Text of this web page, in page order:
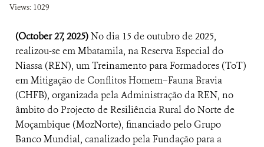
Views: 1029
(October 27, 2025)No dia 15 de outubro de 2025,
realizou-se em Mbatamila, na Reserva Especial do
Niassa (REN), um Treinamento para Formadores (ToT)
em Mitigação de Conflitos Homem–Fauna Bravia
(CHFB), organizada pela Administração da REN, no
âmbito do Projecto de Resiliência Rural do Norte de
Moçambique (MozNorte), financiado pelo Grupo
Banco Mundial, canalizado pela Fundação para a